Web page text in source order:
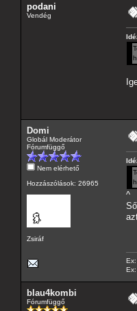
podani
Vendég
Domi
Globál Moderátor
Fórumfüggő
Nem elérhető
Hozzászólások: 26965
Zsiráf
^
blau4kombi
Fórumfüggő